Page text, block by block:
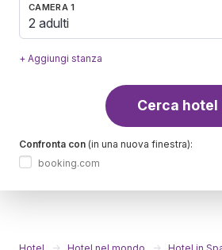
CAMERA 1
2 adulti
+ Aggiungi stanza
Cerca hotel
Confronta con (in una nuova finestra):
booking.com